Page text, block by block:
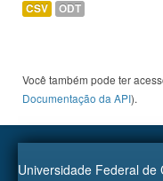
CSV ODT
Você também pode ter
Documentação da API).
Universidade Federal de